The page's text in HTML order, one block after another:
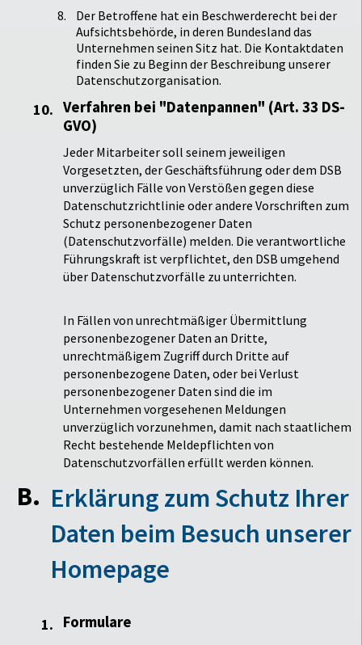
Der Betroffene hat ein Beschwerderecht bei der
Aufsichtsbehörde, in deren Bundesland das
Unternehmen seinen Sitz hat. Die Kontaktdaten
finden Sie zu Beginn der Beschreibung unserer
Datenschutzorganisation.
Verfahren bei "Datenpannen" (Art. 33 DS-
GVO)
Jeder Mitarbeiter soll seinem jeweiligen
Vorgesetzten, der Geschäftsführung oder dem DSB
unverzüglich Fälle von Verstößen gegen diese
Datenschutzrichtlinie oder andere Vorschriften zum
Schutz personenbezogener Daten
(Datenschutzvorfälle) melden. Die verantwortliche
Führungskraft ist verpflichtet, den DSB umgehend
über Datenschutzvorfälle zu unterrichten.
In Fällen von unrechtmäßiger Übermittlung
personenbezogener Daten an Dritte,
unrechtmäßigem Zugriff durch Dritte auf
personenbezogene Daten, oder bei Verlust
personenbezogener Daten sind die im
Unternehmen vorgesehenen Meldungen
unverzüglich vorzunehmen, damit nach staatlichem
Recht bestehende Meldepflichten von
Datenschutzvorfällen erfüllt werden können.
Erklärung zum Schutz Ihrer
Daten beim Besuch unserer
Homepage
Formulare